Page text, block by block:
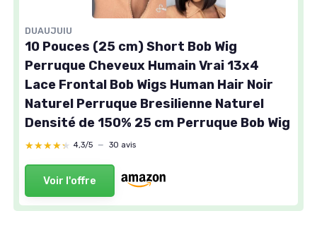
DUAUJUIU
10 Pouces (25 cm) Short Bob Wig
Perruque Cheveux Humain Vrai 13x4
Lace Frontal Bob Wigs Human Hair Noir
Naturel Perruque Bresilienne Naturel
Densité de 150% 25 cm Perruque Bob Wig
★★★★★
★★★★★ 4,3/5 — 30 avis
Voir l'offre